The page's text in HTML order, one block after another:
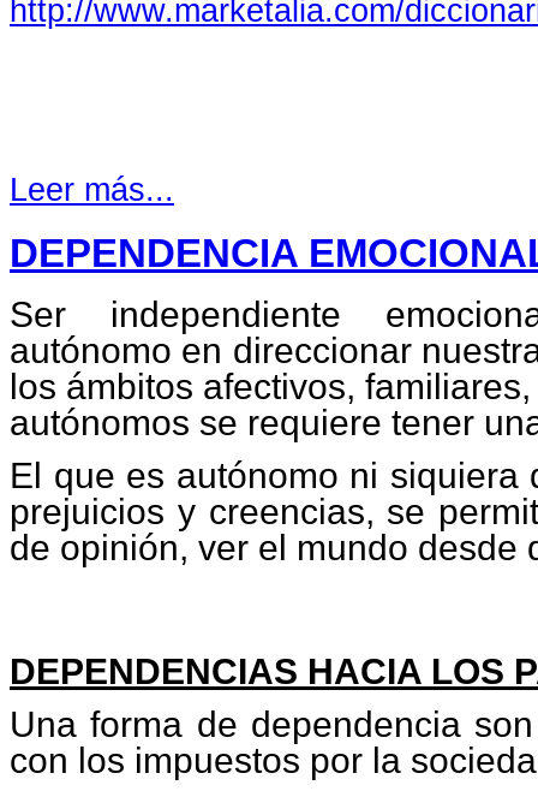
http://www.marketalia.com/
Leer más...
DEPENDENCIA
Ser independiente
autónomo en direccionar
los ámbitos afectivos,
autónomos se requiere tener
El que es autónomo ni siquiera
prejuicios y creencias, se
de opinión, ver el mundo desde
DEPENDENCIAS HACIA LOS
Una forma de dependencia
con los impuestos por la